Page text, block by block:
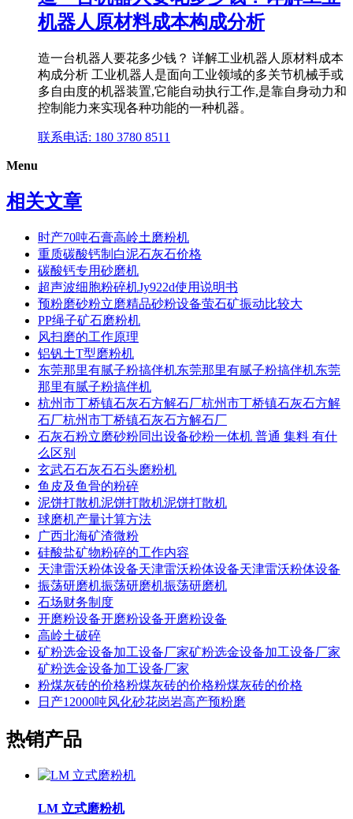
机器人原材料成本构成分析
造一台机器人要花多少钱？ 详解工业机器人原材料成本
构成分析 工业机器人是面向工业领域的多关节机械手或
多自由度的机器装置,它能自动执行工作,是靠自身动力和
控制能力来实现各种功能的一种机器。
联系电话: 180 3780 8511
Menu
相关文章
时产70吨石膏高岭土磨粉机
重质碳酸钙制白泥石灰石价格
碳酸钙专用砂磨机
超声波细胞粉碎机Jy922d使用说明书
预粉磨砂粉立磨精品砂粉设备萤石矿振动比较大
PP绳子矿石磨粉机
风扫磨的工作原理
铝钒土T型磨粉机
东莞那里有腻子粉搞伴机东莞那里有腻子粉搞伴机东莞
那里有腻子粉搞伴机
杭州市丁桥镇石灰石方解石厂杭州市丁桥镇石灰石方解
石厂杭州市丁桥镇石灰石方解石厂
石灰石粉立磨砂粉同出设备砂粉一体机 普通 集料 有什
么区别
玄武石石灰石石头磨粉机
鱼皮及鱼骨的粉碎
泥饼打散机泥饼打散机泥饼打散机
球磨机产量计算方法
广西北海矿渣微粉
硅酸盐矿物粉碎的工作内容
天津雷沃粉体设备天津雷沃粉体设备天津雷沃粉体设备
振荡研磨机振荡研磨机振荡研磨机
石场财务制度
开磨粉设备开磨粉设备开磨粉设备
高岭土破碎
矿粉选金设备加工设备厂家矿粉选金设备加工设备厂家
矿粉选金设备加工设备厂家
粉煤灰砖的价格粉煤灰砖的价格粉煤灰砖的价格
日产12000吨风化砂花岗岩高产预粉磨
热销产品
LM 立式磨粉机